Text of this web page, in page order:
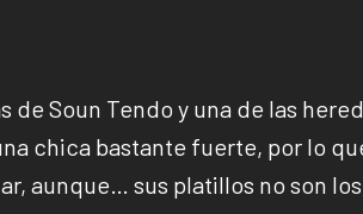
de Soun Tendo y una de las
chica bastante fuerte, por lo
aunque… sus platillos no son